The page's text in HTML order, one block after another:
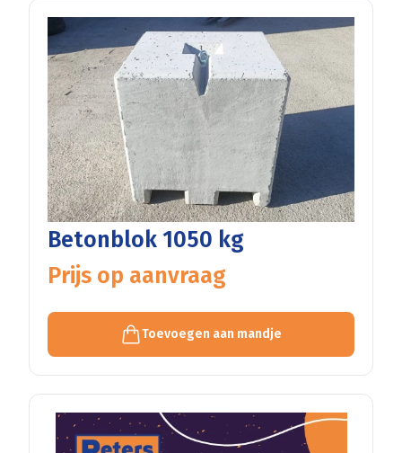
Betonblok 1050 kg
Prijs op aanvraag
Toevoegen aan mandje